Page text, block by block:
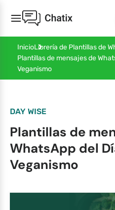
InicioLibrería de Plantillas de
Plantillas de mensajes de
Veganismo
DAY WISE
Plantillas de
WhatsApp del
Veganismo